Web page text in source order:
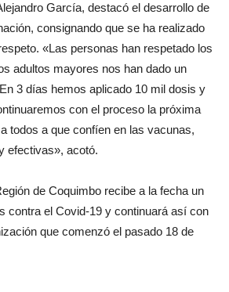
García, destacó el desarrollo de
consignando que se ha realizado
«Las personas han respetado los
adultos mayores nos han dado un
3 días hemos aplicado 10 mil dosis y
con el proceso la próxima
todos a que confíen en las vacunas,
efectivas», acotó.
de Coquimbo recibe a la fecha un
contra el Covid-19 y continuará así con
que comenzó el pasado 18 de